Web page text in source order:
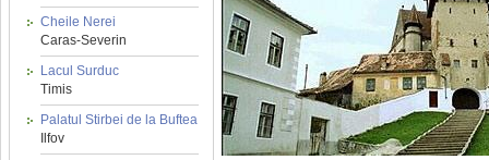
Cheile Nerei
Caras-Severin
Lacul Surduc
Timis
Palatul Stirbei de la Buftea
Ilfov